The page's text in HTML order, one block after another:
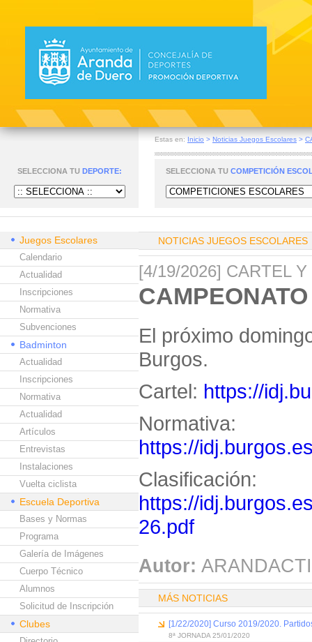
Estas en: Inicio > Noticias Juegos Escolares >
SELECCIONA TU DEPORTE: SELECCIONA TU COMPETICIÓN
Juegos Escolares
Calendario
Actualidad
Inscripciones
Normativa
Subvenciones
Badminton
Actualidad
Inscripciones
Normativa
Actualidad
Artículos
Entrevistas
Instalaciones
Vuelta ciclista
Escuela Deportiva
Bases y Normas
Programa
Galería de Imágenes
Cuerpo Técnico
Alumnos
Solicitud de Inscripción
Clubes
NOTICIAS JUEGOS ESCOLARES
[4/19/2026] CARTEL
El próximo
Burgos.
Cartel: https://
Normativa:
https://
Clasificación:
https://
26.pdf
Autor:
MÁS NOTICIAS
[1/22/2020] Curso 2019/2020.
8ª JORNADA 25/01/2020